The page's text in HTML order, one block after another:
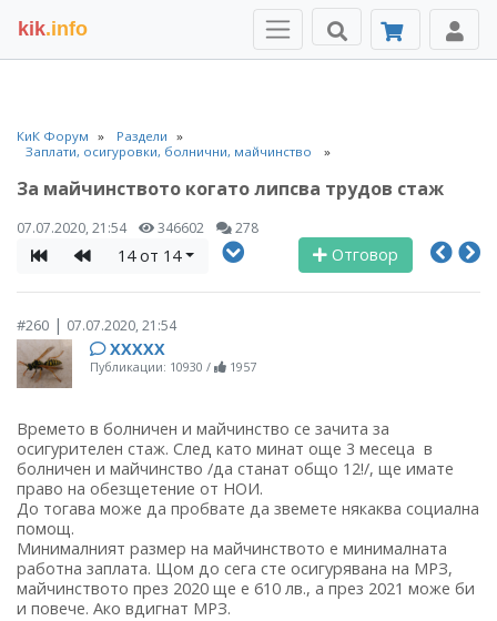
kik.info
КиК Форум
Раздели
Заплати, осигуровки, болнични, майчинство
За майчинството когато липсва трудов стаж
07.07.2020, 21:54 346602 278
Отговор
14 от 14
#260 | 07.07.2020, 21:54
ХХХХХ
Публикации: 10930 / 1957
Времето в болничен и майчинство се зачита за
осигурителен стаж. След като минат още 3 месеца в
болничен и майчинство /да станат общо 12!/, ще имате
право на обезщетение от НОИ.
До тогава може да пробвате да звемете някаква социална
помощ.
Минималният размер на майчинството е минималната
работна заплата. Щом до сега сте осигурявана на МРЗ,
майчинството през 2020 ще е 610 лв., а през 2021 може би
и повече. Ако вдигнат МРЗ.